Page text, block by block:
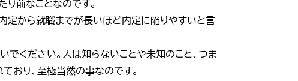
り前なことなのです。
定から就職までが長いほど内定に陥りやすいと言
でください。人は知らないことや未知のこと、つま
おり、至極当然の事なのです。